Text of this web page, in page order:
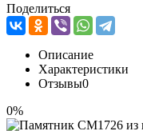
Поделиться
Описание
Характеристики
Отзывы0
0%